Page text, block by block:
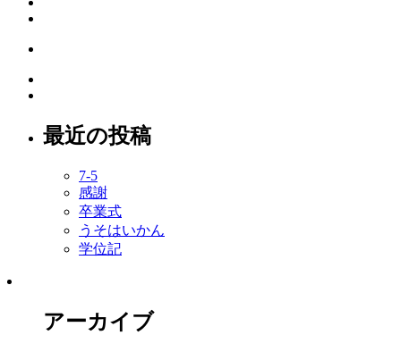
最近の投稿
7-5
感謝
卒業式
うそはいかん
学位記
アーカイブ